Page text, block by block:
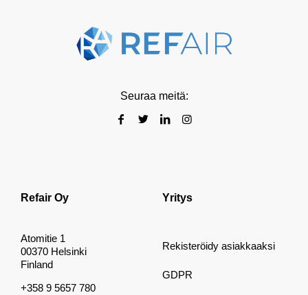
Seuraa meitä:
Refair Oy
Atomitie 1
00370 Helsinki
Finland
+358 9 5657 780
Yritys
Rekisteröidy asiakkaaksi
GDPR